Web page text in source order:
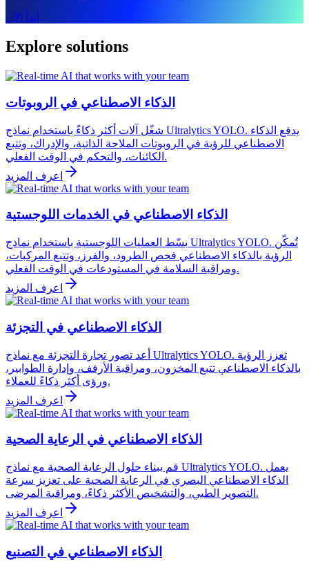
ابدأ الآن
Explore solutions
الذكاء الاصطناعي في الروبوتات
شغّل آلات أكثر ذكاءً باستخدام نماذج Ultralytics YOLO. يدفع الذكاء
الاصطناعي للرؤية في الروبوتات الملاحة الذاتية، والإدراك، وتتبع
الكائنات، والتحكم في الوقت الفعلي.
اعرف المزيد
الذكاء الاصطناعي في الخدمات اللوجستية
بسّط العمليات اللوجستية باستخدام نماذج Ultralytics YOLO. تُمكّن
الرؤية بالذكاء الاصطناعي فحص الطرود، والفرز، وتتبع المركبات،
ومراقبة السلامة في المستودعات في الوقت الفعلي.
اعرف المزيد
الذكاء الاصطناعي في التجزئة
أعد تصور تجارة التجزئة مع نماذج Ultralytics YOLO. تعزز الرؤية
بالذكاء الاصطناعي تتبع المخزون، ومراقبة الأرفف، وإدارة الطوابير،
ورؤى أكثر ذكاءً للعملاء.
اعرف المزيد
الذكاء الاصطناعي في الرعاية الصحية
قم ببناء حلول الرعاية الصحية مع نماذج Ultralytics YOLO. يعمل
الذكاء الاصطناعي البصري في الرعاية الصحية على تعزيز سرعة
التصوير الطبي، والتشخيص الأكثر ذكاءً، ومراقبة المرضى.
اعرف المزيد
الذكاء الاصطناعي في التصنيع